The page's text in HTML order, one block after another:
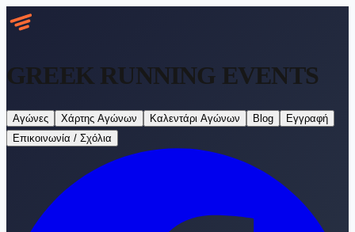
GREEK RUNNING EVENTS
Αγώνες Χάρτης Αγώνων Καλεντάρι Αγώνων Blog
Εγγραφή
Επικοινωνία / Σχόλια